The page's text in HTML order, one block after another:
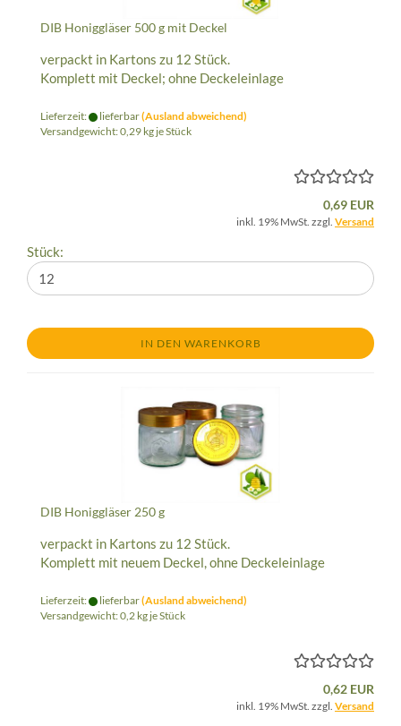
DIB Honiggläser 500 g mit Deckel
verpackt in Kartons zu 12 Stück.
Komplett mit Deckel; ohne Deckeleinlage
Lieferzeit: lieferbar(Ausland abweichend)
Versandgewicht:0,29 kg je Stück
0,69 EUR
inkl. 19% MwSt. zzgl. Versand
Stück:
IN DEN WARENKORB
DIB Honiggläser 250 g
verpackt in Kartons zu 12 Stück.
Komplett mit neuem Deckel, ohne Deckeleinlage
Lieferzeit: lieferbar(Ausland abweichend)
Versandgewicht:0,2 kg je Stück
0,62 EUR
inkl. 19% MwSt. zzgl. Versand